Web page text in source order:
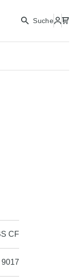
Suche
CF